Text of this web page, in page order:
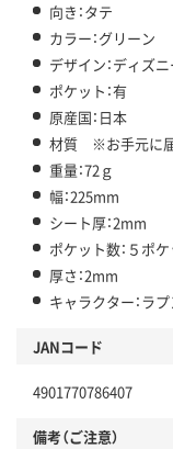
向き：タテ
カラー：グリーン
デザイン：ディズ
ポケット：有
原産国：日本
材質 ※お手元に届
重量：72ｇ
幅：225mm
シート厚：2mm
ポケット数：５ポ
厚さ：2mm
キャラクター：ラ
JANコード
4901770786407
備考（ご注意）